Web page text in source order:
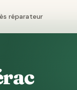
réparateur